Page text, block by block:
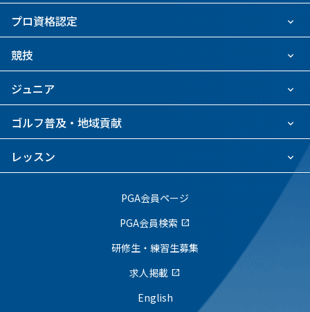
プロ資格認定
競技
ジュニア
ゴルフ普及・地域貢献
レッスン
PGA会員ページ
PGA会員検索 open_in_new
研修生・練習生募集
求人掲載 open_in_new
English